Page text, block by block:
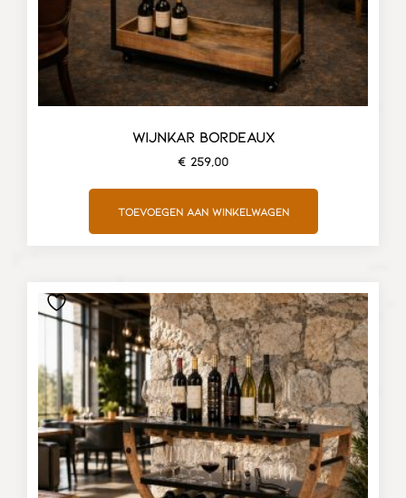
WIJNKAR BORDEAUX
€ 259,00
Toevoegen aan winkelwagen